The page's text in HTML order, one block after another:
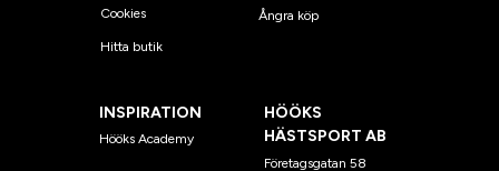
Cookies
Hitta butik
Ångra köp
INSPIRATION
Hööks Academy
HÖÖKS
HÄSTSPORT AB
Företagsgatan 58